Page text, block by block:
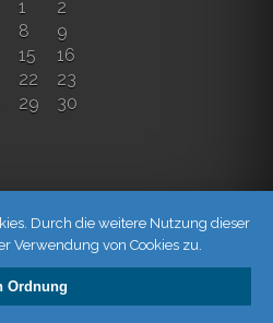
1
2
8
9
15
16
22
23
29
30
Durch die weitere Nutzung dieser
Verwendung von Cookies zu.
Ordnung